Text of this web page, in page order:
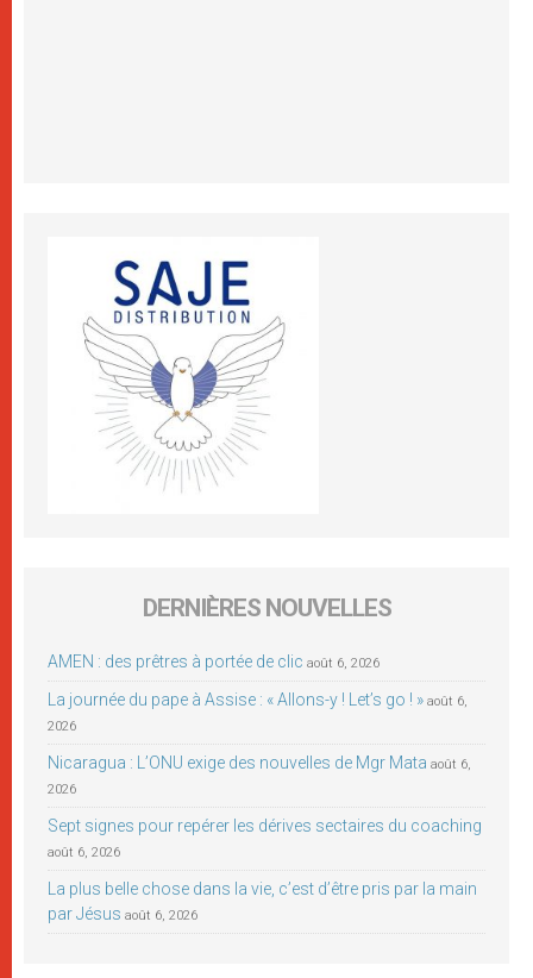
DERNIÈRES NOUVELLES
AMEN : des prêtres à portée de clic août 6, 2026
La journée du pape à Assise : « Allons-y ! Let’s go ! » août 6,
2026
Nicaragua : L’ONU exige des nouvelles de Mgr Mata août 6,
2026
Sept signes pour repérer les dérives sectaires du coaching
août 6, 2026
La plus belle chose dans la vie, c’est d’être pris par la main
par Jésus août 6, 2026